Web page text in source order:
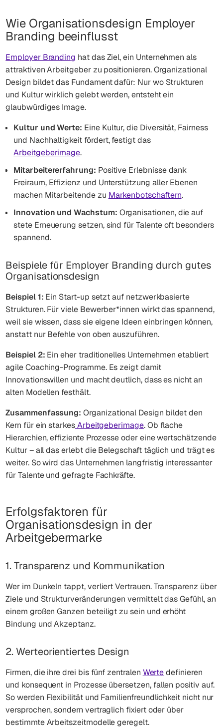
Wie Organisationsdesign Employer
Branding beeinflusst
Employer Branding hat das Ziel, ein Unternehmen als
attraktiven Arbeitgeber zu positionieren. Organizational
Design bildet das Fundament dafür: Nur wo Strukturen
und Kultur wirklich gelebt werden, entsteht ein
glaubwürdiges Image.
Kultur und Werte: Eine Kultur, die Diversität, Fairness
und Nachhaltigkeit fördert, festigt das
Arbeitgeberimage.
Mitarbeitererfahrung: Positive Erlebnisse dank
Freiraum, Effizienz und Unterstützung aller Ebenen
machen Mitarbeitende zu Markenbotschaftern.
Innovation und Wachstum: Organisationen, die auf
stete Erneuerung setzen, sind für Talente oft besonders
spannend.
Beispiele für Employer Branding durch gutes
Organisationsdesign
Beispiel 1: Ein Start-up setzt auf netzwerkbasierte
Strukturen. Für viele Bewerber*innen wirkt das spannend,
weil sie wissen, dass sie eigene Ideen einbringen können,
anstatt nur Befehle von oben auszuführen.
Beispiel 2: Ein eher traditionelles Unternehmen etabliert
agile Coaching-Programme. Es zeigt damit
Innovationswillen und macht deutlich, dass es nicht an
alten Modellen festhält.
Zusammenfassung: Organizational Design bildet den
Kern für ein starkesArbeitgeberimage. Ob flache
Hierarchien, effiziente Prozesse oder eine wertschätzende
Kultur – all das erlebt die Belegschaft täglich und trägt es
weiter. So wird das Unternehmen langfristig interessanter
für Talente und gefragte Fachkräfte.
Erfolgsfaktoren für
Organisationsdesign in der
Arbeitgebermarke
1. Transparenz und Kommunikation
Wer im Dunkeln tappt, verliert Vertrauen. Transparenz über
Ziele und Strukturveränderungen vermittelt das Gefühl, an
einem großen Ganzen beteiligt zu sein und erhöht
Bindung und Akzeptanz.
2. Werteorientiertes Design
Firmen, die ihre drei bis fünf zentralen Wertedefinieren
und konsequent in Prozesse übersetzen, fallen positiv auf.
So werden Flexibilität und Familienfreundlichkeit nicht nur
versprochen, sondern vertraglich fixiert oder über
bestimmte Arbeitszeitmodelle geregelt.